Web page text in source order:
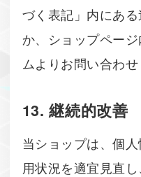
づく表記」内にあ
か、ショップペー
ムよりお問い合わせ
13. 継続的改善
当ショップは、個
用状況を適宜見直